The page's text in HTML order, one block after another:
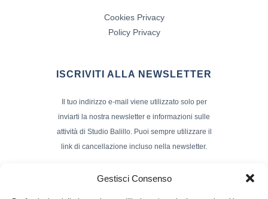
Gestisci Consenso
Cookies Privacy
Policy Privacy
ISCRIVITI ALLA NEWSLETTER
Il tuo indirizzo e-mail viene utilizzato solo per
inviarti la nostra newsletter e informazioni sulle
attività di Studio Balillo. Puoi sempre utilizzare il
link di cancellazione incluso nella newsletter.